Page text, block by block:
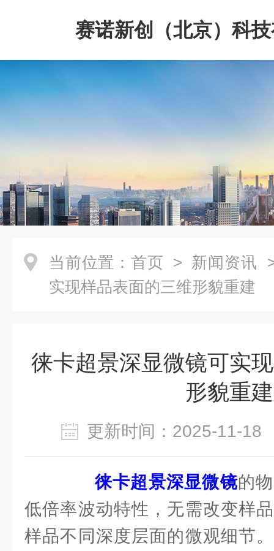
赛诺新创（北京）科
司
当前位置： 首页 > 新闻资讯
实现样品表面的三维形貌重建
徕卡超景深显微镜可实
形貌重建
更新时间：2025-11-
徕卡超景深显微镜的
低倍率波动特性，无需改变样
样品不同深度层面的微观细节